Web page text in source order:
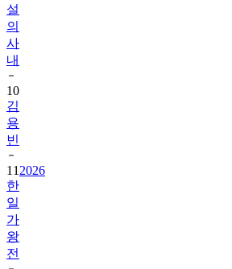
설
의
사
내
10
김
용
빈
11 2026
한
일
가
왕
전